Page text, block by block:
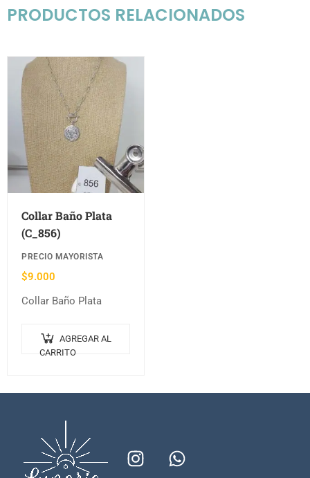
PRODUCTOS RELACIONADOS
Collar Baño Plata
(C_856)
PRECIO MAYORISTA
$9.000
Collar Baño Plata
AGREGAR AL
CARRITO